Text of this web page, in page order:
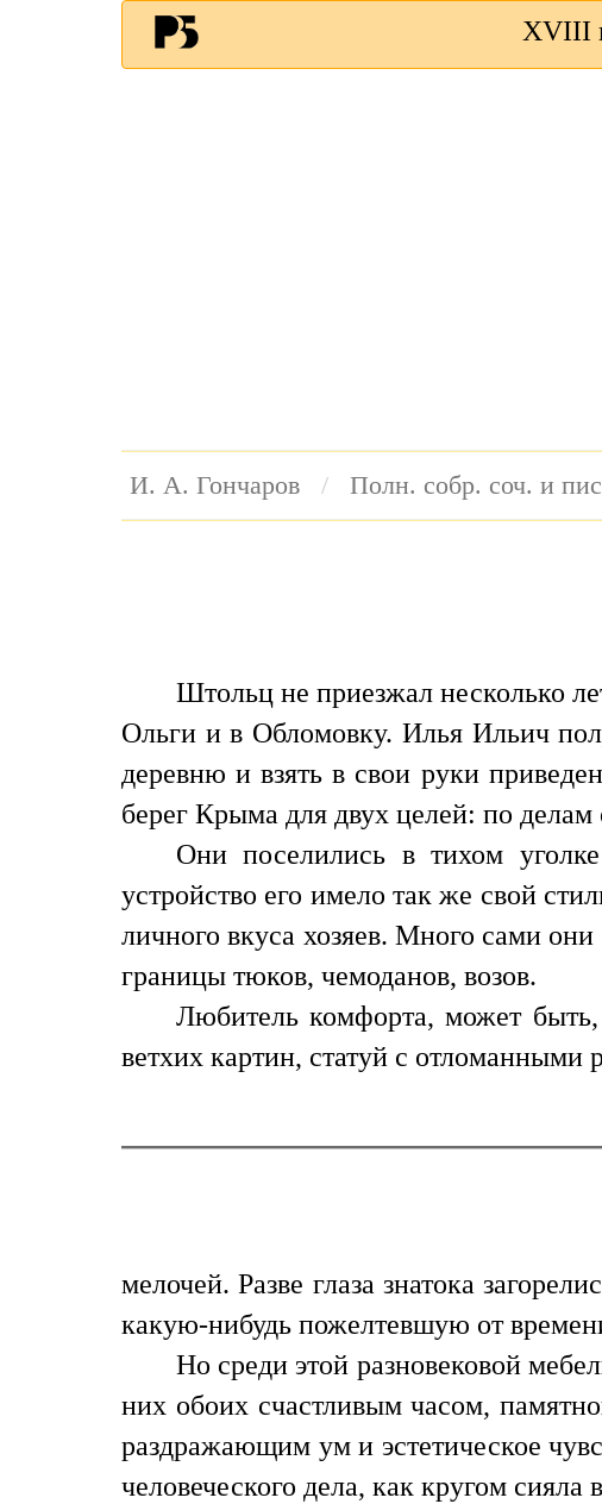
XVIII
И. А. Гончаров Полн. собр. соч. и
Штольц не приезжал несколько
Ольги и в Обломовку. Илья Ильич
деревню и взять в свои руки
берег Крыма для двух целей: по
Они поселились в тихом
устройство его имело так же свой
личного вкуса хозяев. Много сами
границы тюков, чемоданов, возов.
Любитель комфорта, может
ветхих картин, статуй с
мелочей. Разве глаза знатока
какую-нибудь пожелтевшую от
Но среди этой разновековой
них обоих счастливым часом,
раздражающим ум и эстетическое
человеческого дела, как кругом сияла